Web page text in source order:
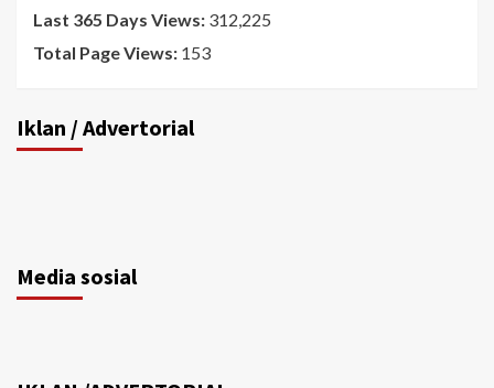
Last 365 Days Views: 312,225
Total Page Views: 153
Iklan / Advertorial
Media sosial